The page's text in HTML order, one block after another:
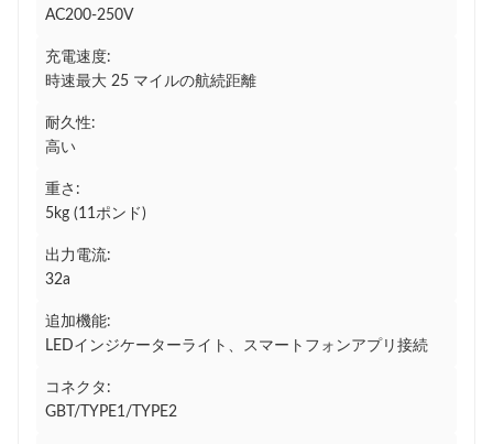
AC200-250V
充電速度:
時速最大 25 マイルの航続距離
耐久性:
高い
重さ:
5kg (11ポンド)
出力電流:
32a
追加機能:
LEDインジケーターライト、スマートフォンアプリ接続
コネクタ:
GBT/TYPE1/TYPE2